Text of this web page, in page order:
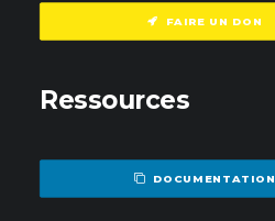
FAIRE UN DON
Ressources
DOCUMENTATION